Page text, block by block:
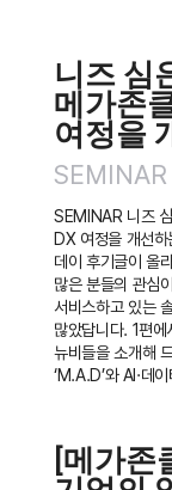
니즈 심
메가존
여정을
SEMINAR
SEMINAR 니즈
DX 여정을 개선
데이 후기글이 올
많은 분들의 관심
서비스하고 있는
많았답니다. 1편
뉴비들을 소개해
‘M.A.D’와 AI·데
[메가존